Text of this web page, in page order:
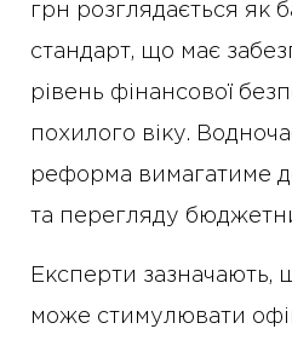
грн розглядається як
стандарт, що має
рівень фінансової
похилого віку.
реформа вимагатиме
та перегляду
Експерти зазначають,
може стимулювати